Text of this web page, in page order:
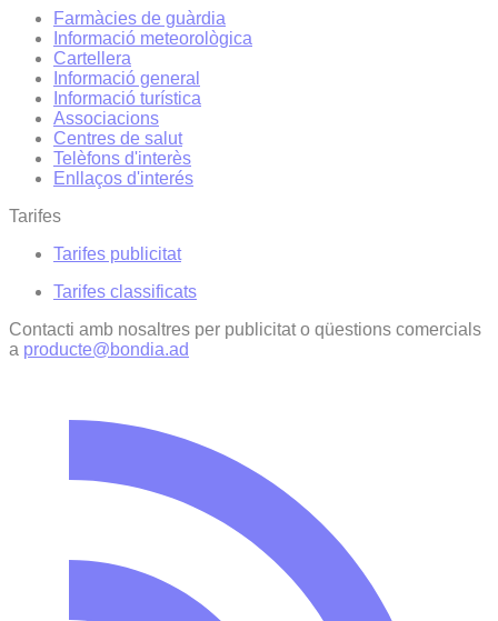
Farmàcies de guàrdia
Informació meteorològica
Cartellera
Informació general
Informació turística
Associacions
Centres de salut
Telèfons d'interès
Enllaços d'interés
Tarifes
Tarifes publicitat
Tarifes classificats
Contacti amb nosaltres per publicitat o qüestions comercials
a producte@bondia.ad